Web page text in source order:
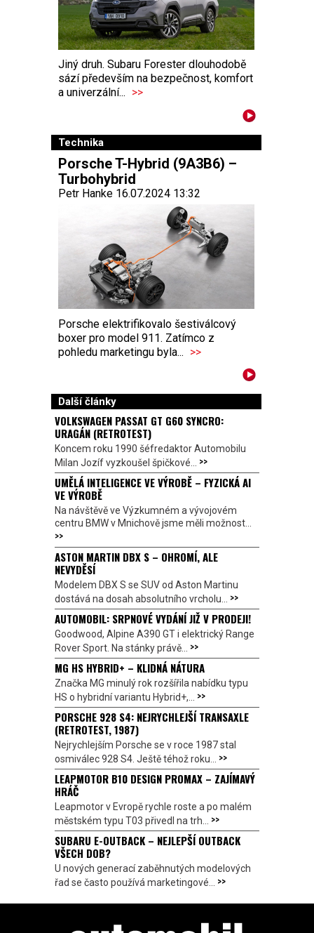
Jiný druh. Subaru Forester dlouhodobě
sází především na bezpečnost, komfort
a univerzální... >>
Technika
Porsche T-Hybrid (9A3B6) –
Turbohybrid
Petr Hanke 16.07.2024 13:32
Porsche elektrifikovalo šestiválcový
boxer pro model 911. Zatímco z
pohledu marketingu byla... >>
Další články
VOLKSWAGEN PASSAT GT G60 SYNCRO:
URAGÁN (RETROTEST)
Koncem roku 1990 šéfredaktor Automobilu
Milan Jozíf vyzkoušel špičkové... >>
UMĚLÁ INTELIGENCE VE VÝROBĚ – FYZICKÁ AI
VE VÝROBĚ
Na návštěvě ve Výzkumném a vývojovém
centru BMW v Mnichově jsme měli možnost...
>>
ASTON MARTIN DBX S – OHROMÍ, ALE
NEVYDĚSÍ
Modelem DBX S se SUV od Aston Martinu
dostává na dosah absolutního vrcholu... >>
AUTOMOBIL: SRPNOVÉ VYDÁNÍ JIŽ V PRODEJI!
Goodwood, Alpine A390 GT i elektrický Range
Rover Sport. Na stánky právě... >>
MG HS HYBRID+ – KLIDNÁ NÁTURA
Značka MG minulý rok rozšířila nabídku typu
HS o hybridní variantu Hybrid+,... >>
PORSCHE 928 S4: NEJRYCHLEJŠÍ TRANSAXLE
(RETROTEST, 1987)
Nejrychlejším Porsche se v roce 1987 stal
osmiválec 928 S4. Ještě téhož roku... >>
LEAPMOTOR B10 DESIGN PROMAX – ZAJÍMAVÝ
HRÁČ
Leapmotor v Evropě rychle roste a po malém
městském typu T03 přivedl na trh... >>
SUBARU E-OUTBACK – NEJLEPŠÍ OUTBACK
VŠECH DOB?
U nových generací zaběhnutých modelových
řad se často používá marketingové... >>